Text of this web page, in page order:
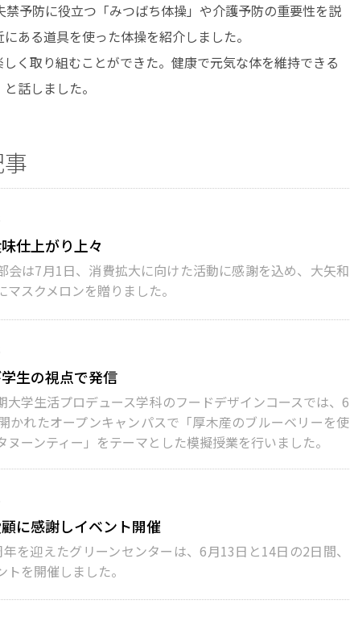
予防に役立つ「みつばち体操」や介護予防の重要性を説
ある道具を使った体操を紹介しました。
く取り組むことができた。健康で元気な体を維持できる
話しました。
仕上がり上々
会は7月1日、消費拡大に向けた活動に感謝を込め、大矢和
マスクメロンを贈りました。
生の視点で発信
大学生活プロデュース学科のフードデザインコースでは、6
かれたオープンキャンパスで「厚木産のブルーベリーを使
ヌーンティー」をテーマとした模擬授業を行いました。
に感謝しイベント開催
を迎えたグリーンセンターは、6月13日と14日の2日間、
トを開催しました。